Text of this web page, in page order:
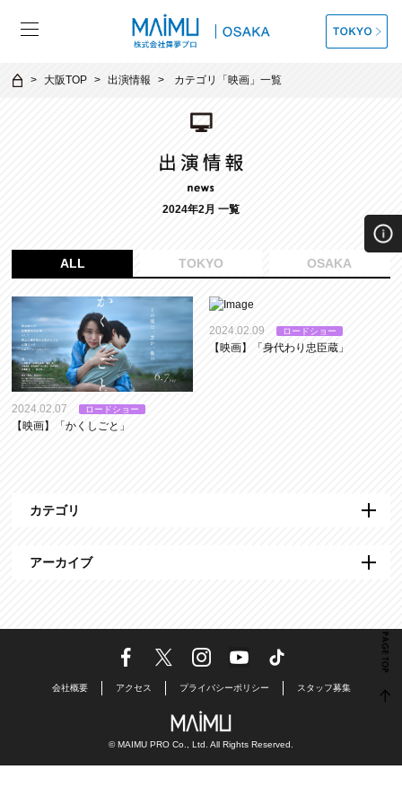
大阪TOP 出演情報 カテゴリ「映画 」一覧
2024年2月 一覧
ALL TOKYO OSAKA
2024.02.07 ロードショー
【映画】「かくしごと」
2024.02.09 ロードショー
【映画】「身代わり忠臣蔵」
カテゴリ
アーカイブ
会社概要 アクセス プライバシーポリシー スタッフ募集
© MAIMU PRO Co., Ltd. All Rights Reserved.